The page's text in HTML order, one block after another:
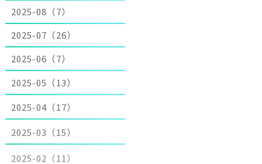
2025-08（7）
2025-07（26）
2025-06（7）
2025-05（13）
2025-04（17）
2025-03（15）
2025-02（11）